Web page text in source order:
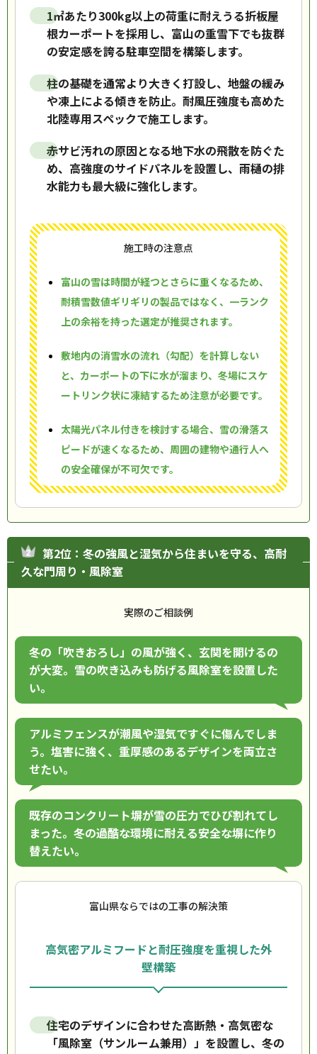
1㎡あたり300kg以上の荷重に耐えうる折板屋
根カーポートを採用し、富山の重雪下でも抜群
の安定感を誇る駐車空間を構築します。
柱の基礎を通常より大きく打設し、地盤の緩み
や凍上による傾きを防止。耐風圧強度も高めた
北陸専用スペックで施工します。
赤サビ汚れの原因となる地下水の飛散を防ぐた
め、高強度のサイドパネルを設置し、雨樋の排
水能力も最大級に強化します。
施工時の注意点
富山の雪は時間が経つとさらに重くなるため、
耐積雪数値ギリギリの製品ではなく、一ランク
上の余裕を持った選定が推奨されます。
敷地内の消雪水の流れ（勾配）を計算しない
と、カーポートの下に水が溜まり、冬場にスケ
ートリンク状に凍結するため注意が必要です。
太陽光パネル付きを検討する場合、雪の滑落ス
ピードが速くなるため、周囲の建物や通行人へ
の安全確保が不可欠です。
第2位：冬の強風と湿気から住まいを守る、高耐
久な門周り・風除室
実際のご相談例
冬の「吹きおろし」の風が強く、玄関を開けるの
が大変。雪の吹き込みも防げる風除室を設置した
い。
アルミフェンスが潮風や湿気ですぐに傷んでしま
う。塩害に強く、重厚感のあるデザインを両立さ
せたい。
既存のコンクリート塀が雪の圧力でひび割れてし
まった。冬の過酷な環境に耐える安全な塀に作り
替えたい。
富山県ならではの工事の解決策
高気密アルミフードと耐圧強度を重視した外
壁構築
住宅のデザインに合わせた高断熱・高気密な
「風除室（サンルーム兼用）」を設置し、冬の